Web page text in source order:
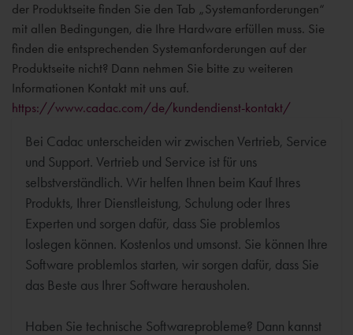
der Produktseite finden Sie den Tab „Systemanforderungen“
mit allen Bedingungen, die Ihre Hardware erfüllen muss. Sie
finden die entsprechenden Systemanforderungen auf der
Produktseite nicht? Dann nehmen Sie bitte zu weiteren
Informationen Kontakt mit uns auf.
https://www.cadac.com/de/kundendienst-kontakt/
Bei Cadac unterscheiden wir zwischen Vertrieb, Service
und Support. Vertrieb und Service ist für uns
selbstverständlich. Wir helfen Ihnen beim Kauf Ihres
Produkts, Ihrer Dienstleistung, Schulung oder Ihres
Experten und sorgen dafür, dass Sie problemlos
loslegen können. Kostenlos und umsonst. Sie können Ihre
Software problemlos starten, wir sorgen dafür, dass Sie
das Beste aus Ihrer Software herausholen.
Haben Sie technische Softwareprobleme? Dann kannst